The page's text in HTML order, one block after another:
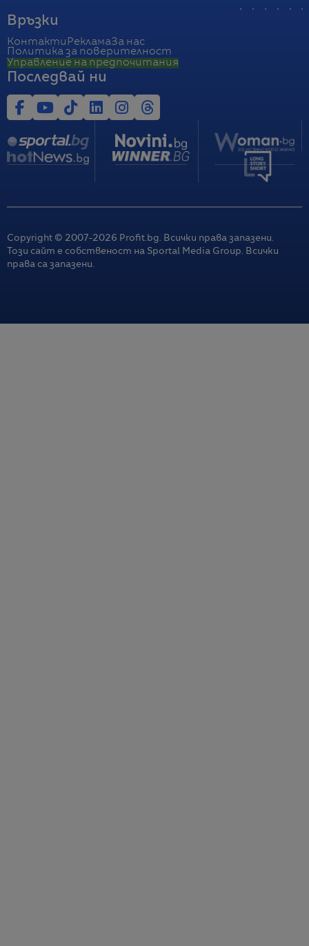
Връзки
Контакти РекламаЗа нас
Политика за поверителност
Управление на предпочитания
Последвай ни
Copyright © 2007-2026 Profit.bg. Всички права запазени.
Този сайт е собственост на Sportal Media Group. Всички
права са запазени.